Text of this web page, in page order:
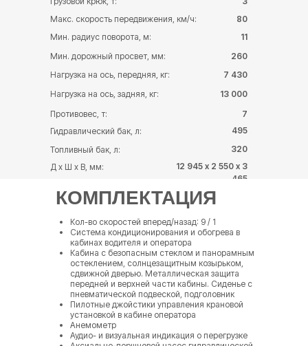
Д х Ш х В, мм:
Макс. скорость передвижения, км/ч:
12 945 х 2 550 х 3
465
80
Мин. радиус поворота, м:
11
Мин. дорожный просвет, мм:
260
КОМПЛЕКТАЦИЯ
Кол-во скоростей вперед/назад: 9 / 1
Система кондиционирования и обогрева в
кабинах водителя и оператора
Кабина с безопасным стеклом и панорамным
остеклением, солнцезащитным козырьком,
сдвижной дверью. Металлическая защита
передней и верхней части кабины. Сиденье с
пневматической подвеской, подголовник
Пилотные джойстики управления крановой
установкой в кабине оператора
Анемометр
Аудио- и визуальная индикация о перегрузке
Противовес, т:
Топливный бак, л:
7
Нагрузка на ось, передняя, кг:
7 430
Нагрузка на ось, задняя, кг:
13 000
320
Гидравлический бак, л: 495